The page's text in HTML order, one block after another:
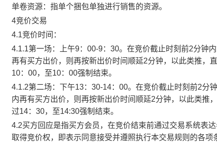
单卷资源：指单个捆包单独进行销售的资源。
4竞价交易
4.1竞价时间：
4.1.1第一场：上午9：00-9：30。在竞价截止时刻前2分钟
再有买方出价，则再按新出价时间顺延2分钟，以此类推，
10：00，至10：00强制结束。
4.1.2第二场：下午13：30-14：00。在竞价截止时刻前2分
内再有买方出价，则再按新出价时间顺延2分钟，以此类推
过14：30，至14:30强制结束。
4.2买方回应是指买方会员，在竞价结束前通过交易系统表
取得竞价权，即表示同意接受并遵照执行本交易规则的各